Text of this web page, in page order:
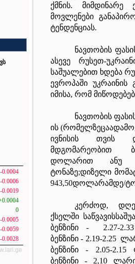
-0.0004
-0.0006
-0.0019
0
-0.0005
-0.0059
-0.0028
ქმნის. მიმდინარე
მოვლენები
ტენდენციას.
ნავთობის
ასევე რუსეთ-
საშუალებით ხდება
ევროპაში
იმისა, რომ
ნავთობის
ის (რომელზეცაა
ივნისის თვის
მდგომარეობით
დოლარით
ანუ
ტონაზე;დიზელი
943,50დოლარამდე/
კერძოდ,
ქსელში საწვავის
ბენზინი
-
2.27-2.33
ბენზინი - 2.19-2.25
ბენზინი
- 2.05-2.15
ბენზინი
- 2,10